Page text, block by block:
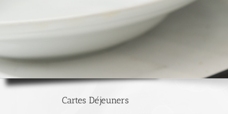
Cartes Déjeuners